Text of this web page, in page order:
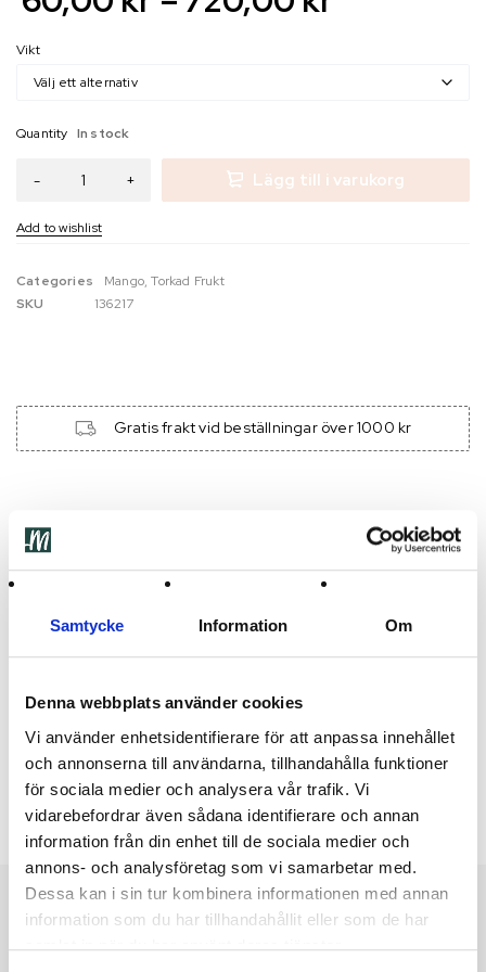
Samtycke Information Om
Denna webbplats använder cookies
Vi använder enhetsidentifierare för att anpassa innehållet
och annonserna till användarna, tillhandahålla funktioner
för sociala medier och analysera vår trafik. Vi
vidarebefordrar även sådana identifierare och annan
information från din enhet till de sociala medier och
annons- och analysföretag som vi samarbetar med.
Dessa kan i sin tur kombinera informationen med annan
information som du har tillhandahållit eller som de har
samlat in när du har använt deras tjänster.
Vikt
Quantity In stock
Lägg till i varukorg
Categories Mango,Torkad Frukt
SKU
136217
Gratis frakt vid beställningar över 1000 kr
Ytterligare information
Ingredienser
Recensioner (1)
Torkade Mango skivor
Torkade Mango skivor har en naturlig sötma och används ofta i
bakverk, desserter och som snacks. Perfekt att njuta av som
det är eller som smaksättare i olika rätter.
Featured products